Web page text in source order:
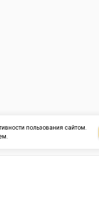
пользования сайтом.